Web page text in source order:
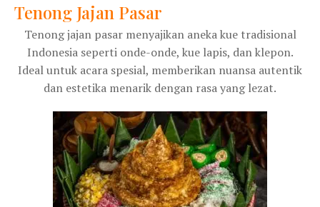
Tenong Jajan Pasar
Tenong jajan pasar menyajikan aneka kue tradisional
Indonesia seperti onde-onde, kue lapis, dan klepon.
Ideal untuk acara spesial, memberikan nuansa autentik
dan estetika menarik dengan rasa yang lezat.